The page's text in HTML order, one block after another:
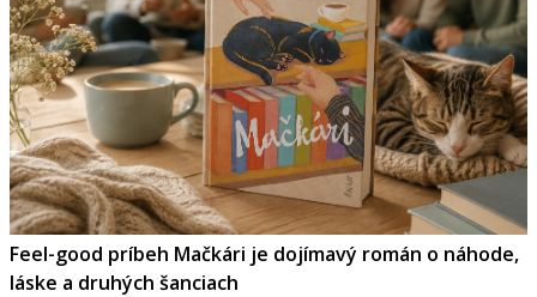
Feel-good príbeh Mačkári je dojímavý román o náhode,
láske a druhých šanciach